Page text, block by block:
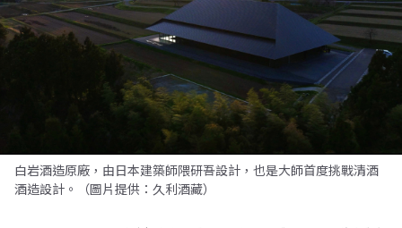
白岩酒造原廠，由日本建築師隈研吾設計，也是大師首度挑戰清酒
酒造設計。（圖片提供：久利酒藏）